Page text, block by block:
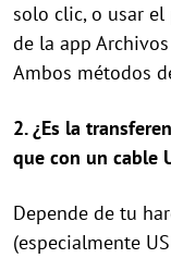
solo clic, o usar
de la app
Ambos métodos
2. ¿Es la
que con un cable
Depende de tu
(especialmente